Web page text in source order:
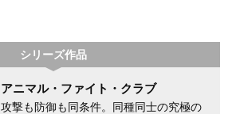
シリーズ作品
アニマル・ファイト・クラブ
攻撃も防御も同条件。同種同士の究極の